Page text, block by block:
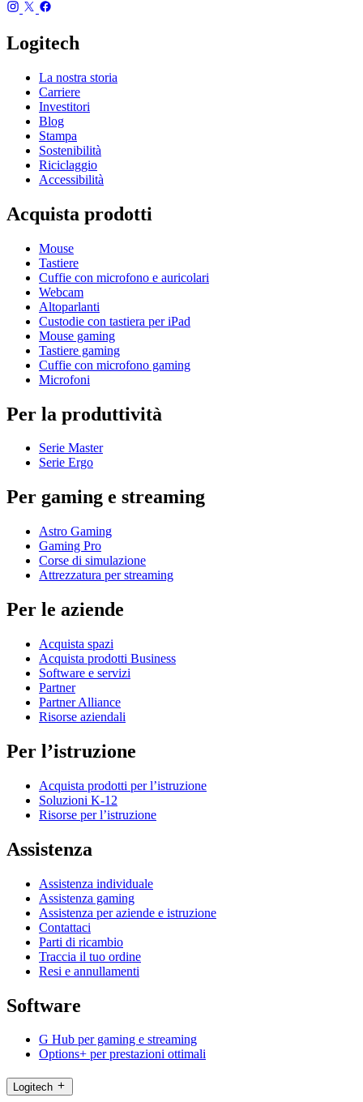
Logitech
La nostra storia
Carriere
Investitori
Blog
Stampa
Sostenibilità
Riciclaggio
Accessibilità
Acquista prodotti
Mouse
Tastiere
Cuffie con microfono e auricolari
Webcam
Altoparlanti
Custodie con tastiera per iPad
Mouse gaming
Tastiere gaming
Cuffie con microfono gaming
Microfoni
Per la produttività
Serie Master
Serie Ergo
Per gaming e streaming
Astro Gaming
Gaming Pro
Corse di simulazione
Attrezzatura per streaming
Per le aziende
Acquista spazi
Acquista prodotti Business
Software e servizi
Partner
Partner Alliance
Risorse aziendali
Per l’istruzione
Acquista prodotti per l’istruzione
Soluzioni K-12
Risorse per l’istruzione
Assistenza
Assistenza individuale
Assistenza gaming
Assistenza per aziende e istruzione
Contattaci
Parti di ricambio
Traccia il tuo ordine
Resi e annullamenti
Software
G Hub per gaming e streaming
Options+ per prestazioni ottimali
Logitech